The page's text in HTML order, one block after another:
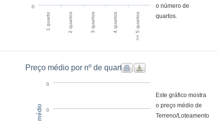
1 quarto 2 quartos 3 quartos 4 quartos >= 5 quartos
0
o número de
quartos.
Preço médio por nº de quartos
0
0
Este gráfico mostra
o preço médio de
Terreno/Loteamento